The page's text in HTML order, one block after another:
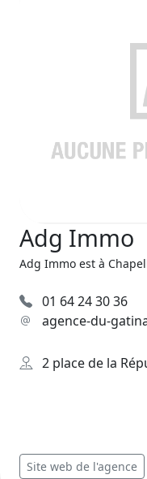
Adg Immo
Adg Immo est à
01 64 24 30 36
agence-du-
2 place de la
Site web de l'agence